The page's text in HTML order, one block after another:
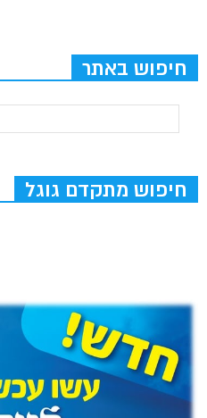
חיפוש באתר
חיפוש מתקדם גוגל